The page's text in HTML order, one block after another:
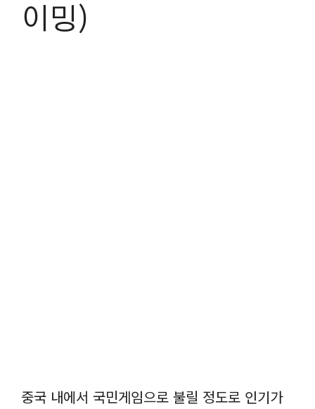
이밍)
중국 내에서 국민게임으로 불릴 정도로 인기가